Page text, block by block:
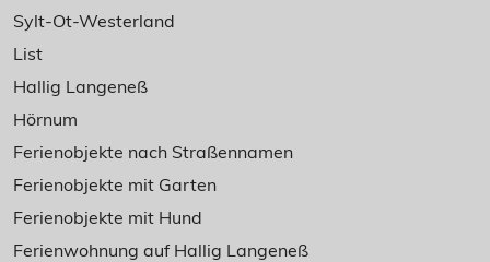
Sylt-Ot-Westerland
List
Hallig Langeneß
Hörnum
Ferienobjekte nach Straßennamen
Ferienobjekte mit Garten
Ferienobjekte mit Hund
Ferienwohnung auf Hallig Langeneß